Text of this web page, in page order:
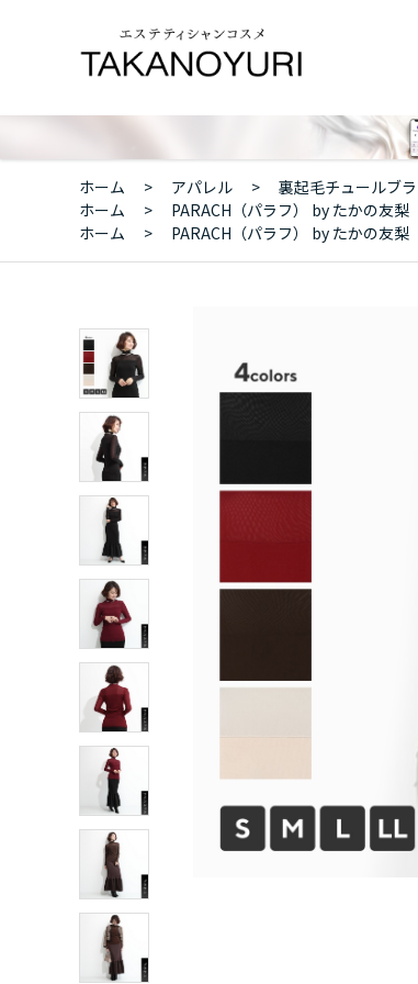
ホーム > アパレル >
裏起毛チュールブ
ホーム
> PARACH（パラフ） by たかの友梨
ホーム
> PARACH（パラフ） by たかの友梨